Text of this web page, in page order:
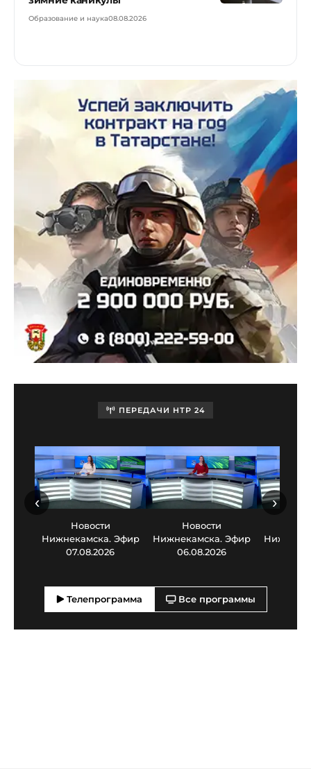
Образование и наука08.08.2026
ПЕРЕДАЧИ НТР 24
Новости
Нижнекамска. Эфир
07.08.2026
Новости
Нижнекамска. Эфир
06.08.2026
‹ ›
Телепрограмма Все программы